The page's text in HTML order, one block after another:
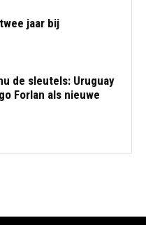
jaar bij
de sleutels: Uruguay
Forlan als nieuwe